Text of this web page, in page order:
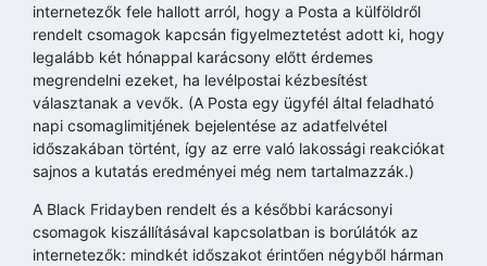
internetezők fele hallott arról, hogy a Posta a külföldről
rendelt csomagok kapcsán figyelmeztetést adott ki, hogy
legalább két hónappal karácsony előtt érdemes
megrendelni ezeket, ha levélpostai kézbesítést
választanak a vevők. (A Posta egy ügyfél által feladható
napi csomaglimitjének bejelentése az adatfelvétel
időszakában történt, így az erre való lakossági reakciókat
sajnos a kutatás eredményei még nem tartalmazzák.)
A Black Fridayben rendelt és a későbbi karácsonyi
csomagok kiszállításával kapcsolatban is borúlátók az
internetezők: mindkét időszakot érintően négyből hárman